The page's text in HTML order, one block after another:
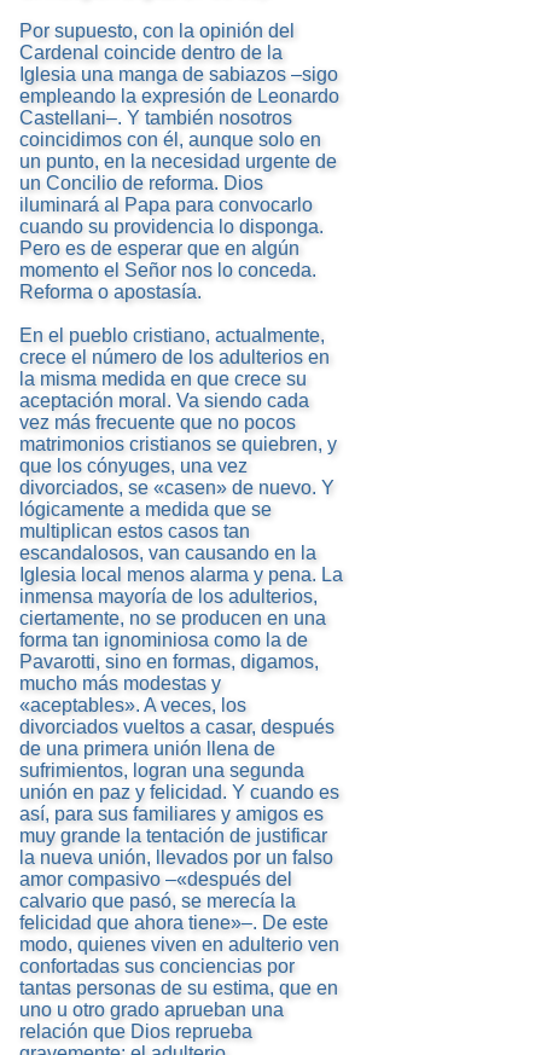
Por supuesto, con la opinión del
Cardenal coincide dentro de la
Iglesia una manga de sabiazos –sigo
empleando la expresión de Leonardo
Castellani–. Y también nosotros
coincidimos con él, aunque solo en
un punto, en la necesidad urgente de
un Concilio de reforma. Dios
iluminará al Papa para convocarlo
cuando su providencia lo disponga.
Pero es de esperar que en algún
momento el Señor nos lo conceda.
Reforma o apostasía.
En el pueblo cristiano, actualmente,
crece el número de los adulterios en
la misma medida en que crece su
aceptación moral. Va siendo cada
vez más frecuente que no pocos
matrimonios cristianos se quiebren, y
que los cónyuges, una vez
divorciados, se «casen» de nuevo. Y
lógicamente a medida que se
multiplican estos casos tan
escandalosos, van causando en la
Iglesia local menos alarma y pena. La
inmensa mayoría de los adulterios,
ciertamente, no se producen en una
forma tan ignominiosa como la de
Pavarotti, sino en formas, digamos,
mucho más modestas y
«aceptables». A veces, los
divorciados vueltos a casar, después
de una primera unión llena de
sufrimientos, logran una segunda
unión en paz y felicidad. Y cuando es
así, para sus familiares y amigos es
muy grande la tentación de justificar
la nueva unión, llevados por un falso
amor compasivo –«después del
calvario que pasó, se merecía la
felicidad que ahora tiene»–. De este
modo, quienes viven en adulterio ven
confortadas sus conciencias por
tantas personas de su estima, que en
uno u otro grado aprueban una
relación que Dios reprueba